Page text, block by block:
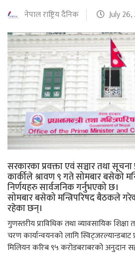
नेपाल राष्ट्रिय दैनिक July
सरकारका प्रवक्ता एवं सञ्चार तथा सूचना
कार्कीले श्रावण ९ गते सोमबार बसेको
निर्णयहरु सार्वजनिक गर्नुभएको छ।
सोमबार बसेको मन्त्रिपरिषद बैठकले
रहेका छन्।
गुणस्तरीय प्राविधिक तथा व्यावसायिक शिक्षा
चरण कार्यान्वयनको लागि
मिलियन करिब ९५ करोडबराबरको अनुदान